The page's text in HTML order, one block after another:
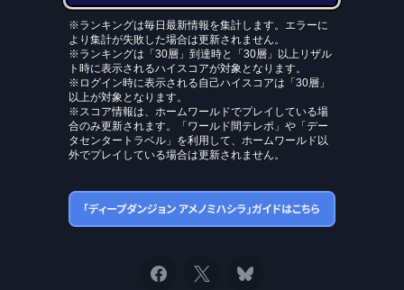
※ランキングは毎日最新情報を集計します。エラーに
より集計が失敗した場合は更新されません。
※ランキングは「30層」到達時と「30層」以上リザル
ト時に表示されるハイスコアが対象となります。
※ログイン時に表示される自己ハイスコアは「30層」
以上が対象となります。
※スコア情報は、ホームワールドでプレイしている場
合のみ更新されます。「ワールド間テレポ」や「デー
タセンタートラベル」を利用して、ホームワールド以
外でプレイしている場合は更新されません。